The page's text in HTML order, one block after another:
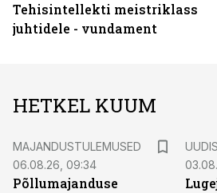
Tehisintellekti meistriklass
juhtidele - vundament
HETKEL KUUM
MAJANDUSTULEMUSED
06.08.26, 09:34
Põllumajanduse